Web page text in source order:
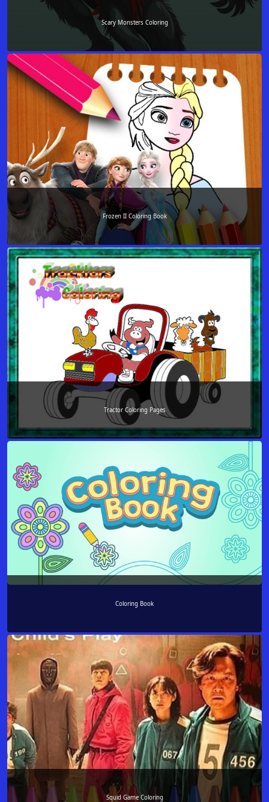
Scary Monsters Coloring
Frozen II Coloring Book
Tractor Coloring Pages
Coloring Book
Squid Game Coloring